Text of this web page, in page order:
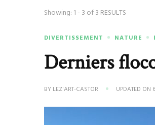
Showing: 1 - 3 of 3 RESULTS
DIVERTISSEMENT NATURE
Derniers
BY LEZ'ART-CASTOR UPDATED ON